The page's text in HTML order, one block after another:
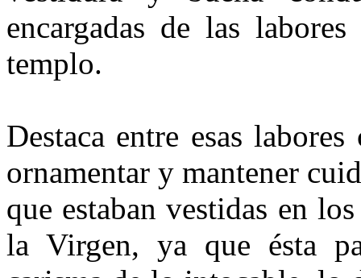
encargadas de las
templo.
Destaca entre esas
ornamentar y mantener
que estaban vestidas en
la Virgen, ya que ésta